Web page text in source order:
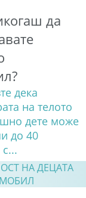
да
дека
на телото
дете може
до 40
НА ДЕЦАТА